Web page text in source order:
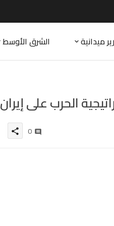
ميدانية الشرق الأوسط
الحرب على إيران
0
share